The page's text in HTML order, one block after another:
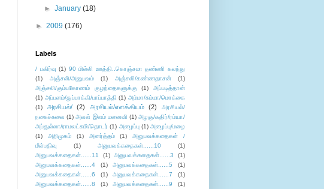
►January(18)
► 2009 (176)
Labels
/ பகிர்வு (1) 90 மில்லி ஊத்தி..கொஞ்சமா தண்ணி கலந்து
(1)
அஞ்சலி/அனுபவம் (1) அஞ்சலி/கண்ணதாசன்
(1)
அஞ்சலி/கும்பகோணம் குழந்தைகளுக்கு
(1)
அப்படித்தான்
(1) அப்பளம்/துப்பாக்கி/பாப்பாத்தி (1) அம்மா/சும்மா/மொக்கை
(1)
அரசியல்/ (2) அரசியல்/எளக்கியம் (2)
அரசியல்/
நகைச்சுவை (1) அவள் இளம் மனைவி (1) அழகு/கதிர்/ரம்யா/
அப்துல்லா/ராமலட்சுமி/தொடர் (1) அழைப்பு (1) அழைப்பு/மழை
(1)
அறிமுகம் (1) அனர்த்தம் (1)
அனுபவக்கதைகள் /
மீள்பதிவு
(1) அனுபவக்கதைகள்......10
(1)
அனுபவக்கதைகள்......11
(1) அனுபவக்கதைகள்......3
(1)
அனுபவக்கதைகள்......4
(1) அனுபவக்கதைகள்......5
(1)
அனுபவக்கதைகள்......6
(1) அனுபவக்கதைகள்......7
(1)
அனுபவக்கதைகள்......8
(1) அனுபவக்கதைகள்......9
(1)